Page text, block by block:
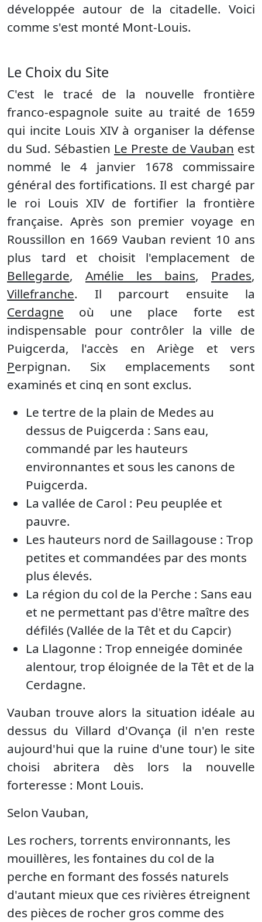
développée autour de la citadelle. Voici
comme s'est monté Mont-Louis.
Le Choix du Site
C'est le tracé de la nouvelle frontière
franco-espagnole suite au traité de 1659
qui incite Louis XIV à organiser la défense
du Sud. Sébastien Le Preste de Vauban est
nommé le 4 janvier 1678 commissaire
général des fortifications. Il est chargé par
le roi Louis XIV de fortifier la frontière
française. Après son premier voyage en
Roussillon en 1669 Vauban revient 10 ans
plus tard et choisit l'emplacement de
Bellegarde, Amélie les bains, Prades,
Villefranche. Il parcourt ensuite la
Cerdagne où une place forte est
indispensable pour contrôler la ville de
Puigcerda, l'accès en Ariège et vers
Perpignan. Six emplacements sont
examinés et cinq en sont exclus.
Le tertre de la plain de Medes au
dessus de Puigcerda : Sans eau,
commandé par les hauteurs
environnantes et sous les canons de
Puigcerda.
La vallée de Carol : Peu peuplée et
pauvre.
Les hauteurs nord de Saillagouse : Trop
petites et commandées par des monts
plus élevés.
La région du col de la Perche : Sans eau
et ne permettant pas d'être maître des
défilés (Vallée de la Têt et du Capcir)
La Llagonne : Trop enneigée dominée
alentour, trop éloignée de la Têt et de la
Cerdagne.
Vauban trouve alors la situation idéale au
dessus du Villard d'Ovança (il n'en reste
aujourd'hui que la ruine d'une tour) le site
choisi abritera dès lors la nouvelle
forteresse : Mont Louis.
Selon Vauban,
Les rochers, torrents environnants, les
mouillères, les fontaines du col de la
perche en formant des fossés naturels
d'autant mieux que ces rivières étreignent
des pièces de rocher gros comme des